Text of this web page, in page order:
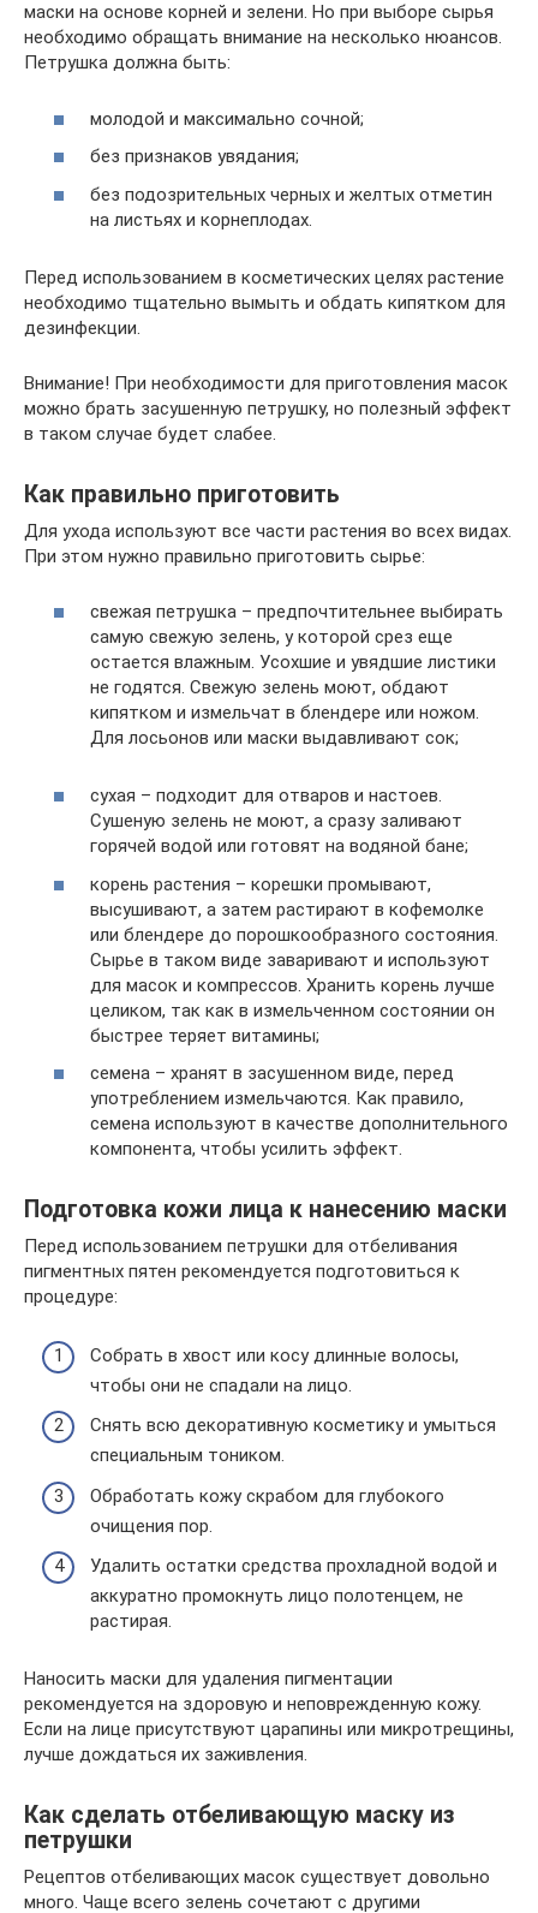
маски на основе корней и зелени. Но при выборе сырья
необходимо обращать внимание на несколько нюансов.
Петрушка должна быть:
молодой и максимально сочной;
без признаков увядания;
без подозрительных черных и желтых отметин
на листьях и корнеплодах.
Перед использованием в косметических целях растение
необходимо тщательно вымыть и обдать кипятком для
дезинфекции.
Внимание! При необходимости для приготовления масок
можно брать засушенную петрушку, но полезный эффект
в таком случае будет слабее.
Как правильно приготовить
Для ухода используют все части растения во всех видах.
При этом нужно правильно приготовить сырье:
свежая петрушка – предпочтительнее выбирать
самую свежую зелень, у которой срез еще
остается влажным. Усохшие и увядшие листики
не годятся. Свежую зелень моют, обдают
кипятком и измельчат в блендере или ножом.
Для лосьонов или маски выдавливают сок;
сухая – подходит для отваров и настоев.
Сушеную зелень не моют, а сразу заливают
горячей водой или готовят на водяной бане;
корень растения – корешки промывают,
высушивают, а затем растирают в кофемолке
или блендере до порошкообразного состояния.
Сырье в таком виде заваривают и используют
для масок и компрессов. Хранить корень лучше
целиком, так как в измельченном состоянии он
быстрее теряет витамины;
семена – хранят в засушенном виде, перед
употреблением измельчаются. Как правило,
семена используют в качестве дополнительного
компонента, чтобы усилить эффект.
Подготовка кожи лица к нанесению маски
Перед использованием петрушки для отбеливания
пигментных пятен рекомендуется подготовиться к
процедуре:
Собрать в хвост или косу длинные волосы,
чтобы они не спадали на лицо.
Снять всю декоративную косметику и умыться
специальным тоником.
Обработать кожу скрабом для глубокого
очищения пор.
Удалить остатки средства прохладной водой и
аккуратно промокнуть лицо полотенцем, не
растирая.
Наносить маски для удаления пигментации
рекомендуется на здоровую и неповрежденную кожу.
Если на лице присутствуют царапины или микротрещины,
лучше дождаться их заживления.
Как сделать отбеливающую маску из
петрушки
Рецептов отбеливающих масок существует довольно
много. Чаще всего зелень сочетают с другими